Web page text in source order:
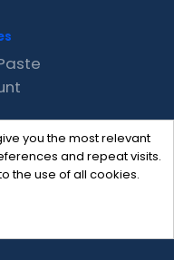
you the most relevant
and repeat visits.
the use of all cookies.